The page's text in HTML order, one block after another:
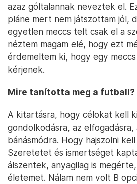
azaz góltalannak neveztek el.
pláne mert nem játszottam jól,
egyetlen meccs telt csak el a
néztem magam elé, hogy ezt
érdemeltem ki, hogy egy
kérjenek.
Mire tanította meg a futball?
A kitartásra, hogy célokat kell
gondolkodásra, az
bánásmódra. Hogy hajszolni
Szeretetet és ismertséget
álszentek, anyagilag is
életemet. Nálam nem volt B